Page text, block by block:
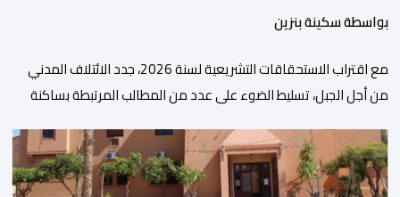
بواسطة سكينة بنزين
مع اقتراب الاستحقاقات التشريعية لسنة 2026، جدد الائتلاف المدني
من أجل الجبل، تسليط الضوء على عدد من المطالب المرتبطة بساكنة
فيها الأحزاب السياسية، إلى ادراج 10 التزامات ضمن برامجها الانتخابية
المنتظرة، في إطار تعاقد سياسي مع المناطق الجبلية والانتقال من